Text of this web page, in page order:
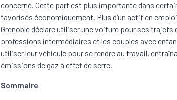
concerné. Cette part est plus importante dans
favorisés économiquement. Plus d’un actif en
Grenoble déclare utiliser une voiture pour ses
professions intermédiaires et les couples avec
utiliser leur véhicule pour se rendre au travail,
émissions de gaz à effet de serre.
Sommaire